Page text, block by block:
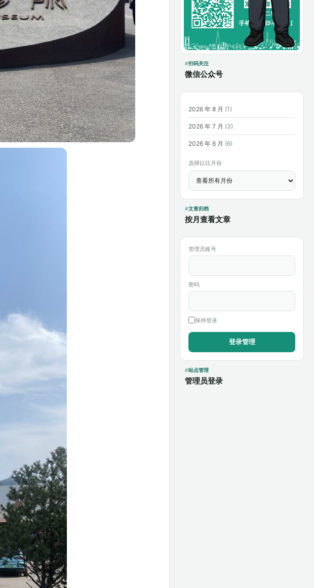
扫码关注
微信公众号
2026 年 8 月 (1)
2026 年 7 月 (3)
2026 年 6 月 (6)
选择以往月份
文章归档
按月查看文章
管理员账号
密码
保持登录
站点管理
管理员登录